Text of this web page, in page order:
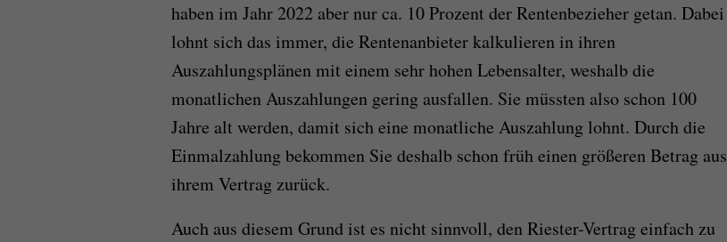
haben im Jahr 2022 aber nur ca. 10 Prozent der Rentenbezieher getan. Dabei
lohnt sich das immer, die Rentenanbieter kalkulieren in ihren
Auszahlungsplänen mit einem sehr hohen Lebensalter, weshalb die
monatlichen Auszahlungen gering ausfallen. Sie müssten also schon 100
Jahre alt werden, damit sich eine monatliche Auszahlung lohnt. Durch die
Einmalzahlung bekommen Sie deshalb schon früh einen größeren Betrag aus
ihrem Vertrag zurück.
Auch aus diesem Grund ist es nicht sinnvoll, den Riester-Vertrag einfach zu